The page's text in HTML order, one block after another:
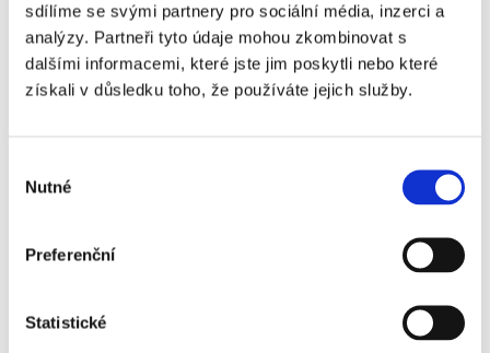
sdílíme se svými partnery pro sociální média, inzerci a
analýzy. Partneři tyto údaje mohou zkombinovat s
dalšími informacemi, které jste jim poskytli nebo které
získali v důsledku toho, že používáte jejich služby.
souhlasu
Nutné
Preferenční
Statistické
Olympique Lyon -
Toulouse - 1. kategorie
+120 Kč
Olympique Lyon -
+320 Kč
Olympique Lyon -
+440 Kč